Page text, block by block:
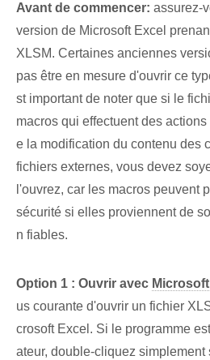
Avant de commencer: assurez-
version de Microsoft Excel
XLSM. Certaines anciennes
pas être en mesure d'ouvrir ce
st important de noter que si le
macros qui effectuent des
e la modification du contenu des
fichiers externes, vous devez
l'ouvrez, car les macros peuvent
sécurité si elles proviennent de
n fiables.
Option ⁢1 : Ouvrir avec
us courante d'ouvrir un fichier
crosoft Excel. Si le programme
ateur, double-cliquez simplement